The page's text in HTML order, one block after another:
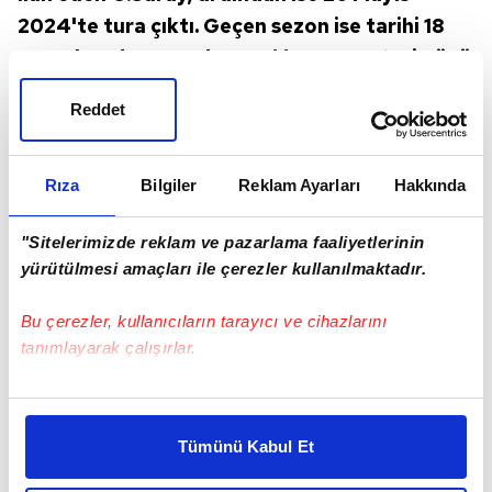
Rıza Bilgiler Reklam Ayarları Hakkında
"Sitelerimizde reklam ve pazarlama faaliyetlerinin
yürütülmesi amaçları ile çerezler kullanılmaktadır.
Bu çerezler, kullanıcıların tarayıcı ve cihazlarını
tanımlayarak çalışırlar.
Bu çerezlere izin vermeniz halinde sizlere özel
daha iyi reklam deneyimi yaşatabiliriz. Bunu yaparken
amacımızın size daha iyi bir reklam deneyimi sunmak
Tümünü Kabul Et
Reddet
2024'te tura çıktı. Geçen sezon ise tarihi 18
Mayıs'a çeken sarı-kırmızılılar, cumartesi günü
Samsunspor'u yenerse 2 Mayıs'ta
şampiyonluğunu ilan edecek.